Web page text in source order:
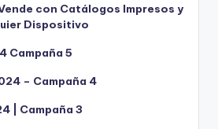
con Catálogos Impresos y
Dispositivo
Campaña 5
– Campaña 4
| Campaña 3